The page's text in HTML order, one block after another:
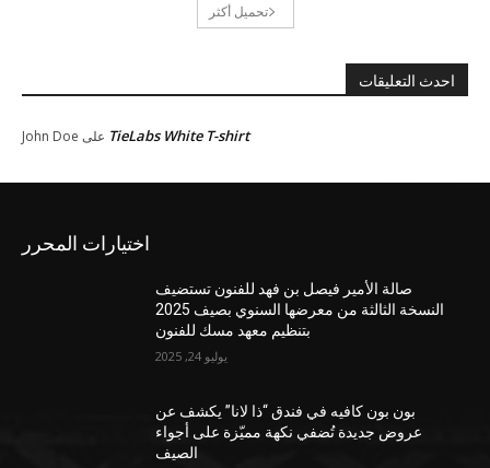
تحميل أكثر
احدث التعليقات
John Doe TieLabs White T-shirt
اختيارات المحرر
صالة الأمير فيصل بن فهد للفنون تستضيف
النسخة الثالثة من معرضها السنوي بصيف 2025
بتنظيم معهد مسك للفنون
يوليو 24, 2025
بون بون كافيه في فندق “ذا لانا” يكشف عن
عروض جديدة تُضفي نكهة مميّزة على أجواء
الصيف